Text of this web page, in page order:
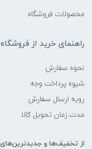
محصولات فروشگاه
راهنمای خرید از فروشگاه
نحوه سفارش
شیوه پرداخت وجه
رویه ارسال سفارش
مدت زمان تحویل کالا
از تخفیف‌ها و